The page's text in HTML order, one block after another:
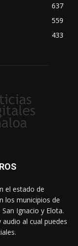
637
559
433
el estado de
los municipios de
Ignacio y Elota.
al cual puedes